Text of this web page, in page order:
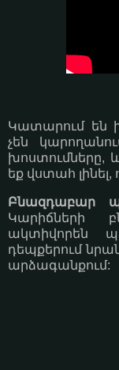
Կատարում են
չեն
խոստումները,
եք վստահ լինել,
Բնազդաբար
Կարիճների
ակտիվորեն
դեպքերում
արձագանքում: